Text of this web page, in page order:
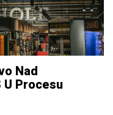
Nad
U Procesu